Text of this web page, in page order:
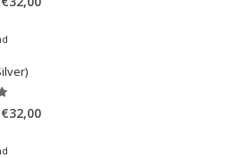
€32,00Preisspanne: